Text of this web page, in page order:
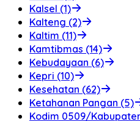
Kalsel (1)
Kalteng (2)
Kaltim (11)
Kamtibmas (14)
Kebudayaan (6)
Kepri (10)
Kesehatan (62)
Ketahanan Pangan (5)
Kodim 0509/